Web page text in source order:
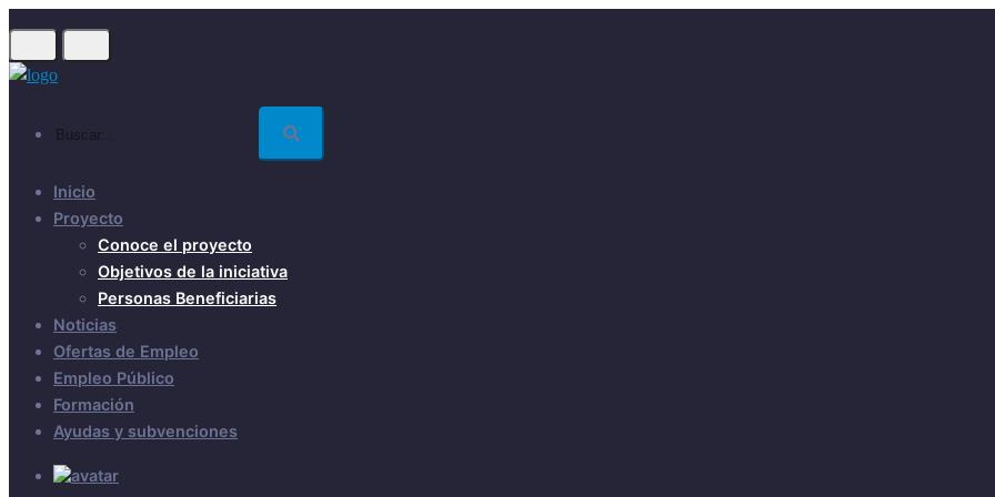
main
Inicio
Proyecto
Conoce el proyecto
Objetivos de la iniciativa
Personas Beneficiarias
Noticias
Ofertas de Empleo
Empleo Público
Formación
Ayudas y subvenciones